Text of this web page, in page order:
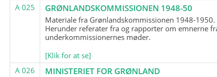
A 025
GRØNLANDSKOMMISSIONEN 1948-50
Materiale fra Grønlandskommissionen 1948-1950.
Herunder referater fra og rapporter om emnerne
underkommissionernes møder.
[Klik for at se]
A 026
MINISTERIET FOR GRØNLAND